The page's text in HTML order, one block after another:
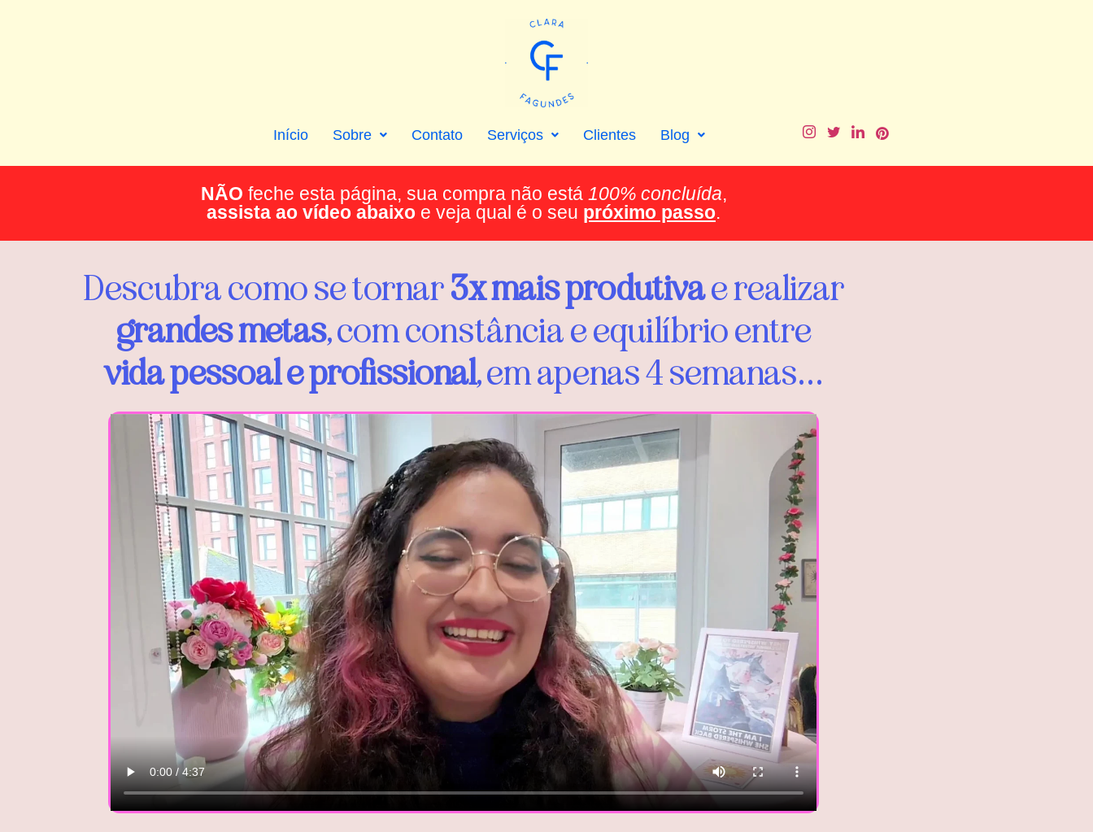
Início Sobre Contato Serviços Clientes Blog
NÃO feche esta página, sua compra não está 100% concluída,
assista ao vídeo abaixo e veja qual é o seu próximo passo.
Descubra como se tornar3x mais produtivae realizar
grandes metas, com constância e equilíbrio entre
vida pessoal e profissional, em apenas 4 semanas…